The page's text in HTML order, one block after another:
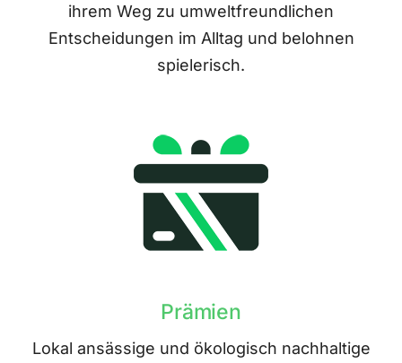
ihrem Weg zu umweltfreundlichen
Entscheidungen im Alltag und belohnen
spielerisch.
Prämien
Lokal ansässige und ökologisch nachhaltige